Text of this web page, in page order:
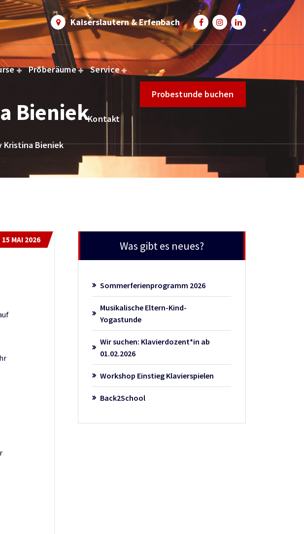
Kaiserslautern & Erfenbach
Proberäume Service
Kontakt
Probestunde buchen
Bieniek
Bieniek
15 MAI 2026 Was gibt es neues?
Sommerferienprogramm 2026
Musikalische Eltern-Kind-
Yogastunde
Wir suchen: Klavierdozent*in ab
01.02.2026
Workshop Einstieg Klavierspielen
Back2School